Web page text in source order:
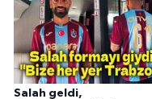
Salah geldi,